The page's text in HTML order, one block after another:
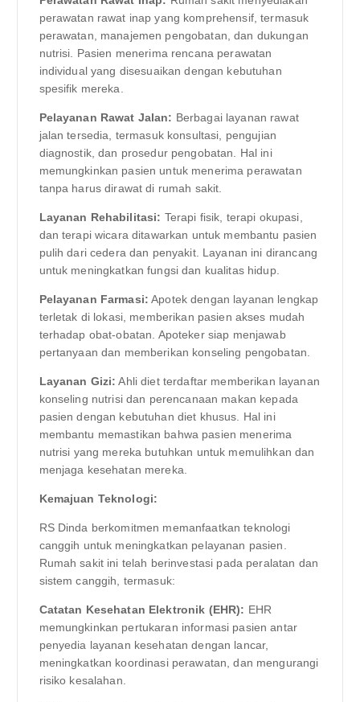
perawatan rawat inap yang komprehensif, termasuk
perawatan, manajemen pengobatan, dan dukungan
nutrisi. Pasien menerima rencana perawatan
individual yang disesuaikan dengan kebutuhan
spesifik mereka.
Pelayanan Rawat Jalan: Berbagai layanan rawat
jalan tersedia, termasuk konsultasi, pengujian
diagnostik, dan prosedur pengobatan. Hal ini
memungkinkan pasien untuk menerima perawatan
tanpa harus dirawat di rumah sakit.
Layanan Rehabilitasi: Terapi fisik, terapi okupasi,
dan terapi wicara ditawarkan untuk membantu pasien
pulih dari cedera dan penyakit. Layanan ini dirancang
untuk meningkatkan fungsi dan kualitas hidup.
Pelayanan Farmasi: Apotek dengan layanan lengkap
terletak di lokasi, memberikan pasien akses mudah
terhadap obat-obatan. Apoteker siap menjawab
pertanyaan dan memberikan konseling pengobatan.
Layanan Gizi: Ahli diet terdaftar memberikan layanan
konseling nutrisi dan perencanaan makan kepada
pasien dengan kebutuhan diet khusus. Hal ini
membantu memastikan bahwa pasien menerima
nutrisi yang mereka butuhkan untuk memulihkan dan
menjaga kesehatan mereka.
Kemajuan Teknologi:
RS Dinda berkomitmen memanfaatkan teknologi
canggih untuk meningkatkan pelayanan pasien.
Rumah sakit ini telah berinvestasi pada peralatan dan
sistem canggih, termasuk:
Catatan Kesehatan Elektronik (EHR): EHR
memungkinkan pertukaran informasi pasien antar
penyedia layanan kesehatan dengan lancar,
meningkatkan koordinasi perawatan, dan mengurangi
risiko kesalahan.